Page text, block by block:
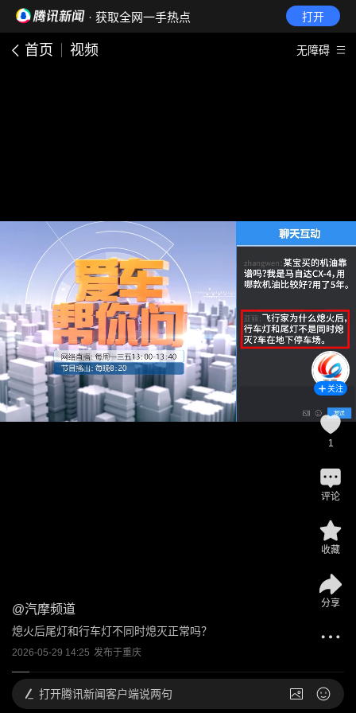
· 获取全网一手热点 打开
首页 视频 无障碍
@汽摩频道
熄火后尾灯和行车灯不同时熄灭正常吗？
2026-05-29 14:25 发布于重庆
关注
1
评论
收藏
分享
打开腾讯新闻客户端说两句